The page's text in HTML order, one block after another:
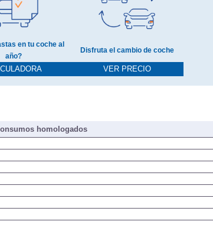
en tu coche al
año?
Disfruta el cambio de coche
VER PRECIO
homologados